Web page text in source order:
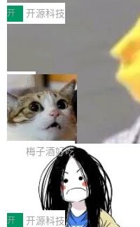
持续开源更多基于UCL-
件。 腾讯网平团队在UCL-
个独立于业务线程的全局通
经开始引入 AI Coding 工具
型或企业内部部署模型提升
Coding 从个人辅助工具逐步
级应用，企业在规模化落地
可控性和代码质量提出了更
安全与合规要求。对于大多
有云模型能够满足快速试用
但对于金融、能源、医疗等
智能应用典型案例名单》，
各领域的应用成果，覆盖技
产品应用、支撑保障、专题
AI算力网关（AI创新平台）
各业的Agent走向规模化建设
渐丰富，用户关注的重点也
让AI用起来，还要进一步看
Token花在哪里、算力是否
续增长的AI成本该如何优化
正是围绕这些实际问题，从
理两个方面，让用户的每一
得住、用得稳、省得下、更
始，Token使用一目...
开 开源科技
Jeff Dean 离开 Google：
束，一个实验室的开始
Google 员工编号 20。
Bigtable 作者之一。
Gemini 的架构师。Google
ean 在 Google 工作了 27 年
不是一个人走。一同离开的
wat（Google 员工编号 23
年的编程搭档，
作者）、Quoc Le（Google
q2Seq 和 DocAI 的共同发
yals（Gemini 联合负责人，
局
🔥 SolonCode v2026.8.4
字体可调、22 种语言、记
打开终端就能上岗的全中文
把「看得清、用母语、记得
齐。 SolonCode 是什么
耳科技研发的企业级终端编
中文驱动的数字员工，自主
骤、编写代码。不挑模型、
梅子酒好吃
让“代码语义理解”深度释
价值潜能：华为云码道（
代码仓技术解析
一、代码仓深度理解技术的
程实践中，代码仓是企业核
开 开源科技